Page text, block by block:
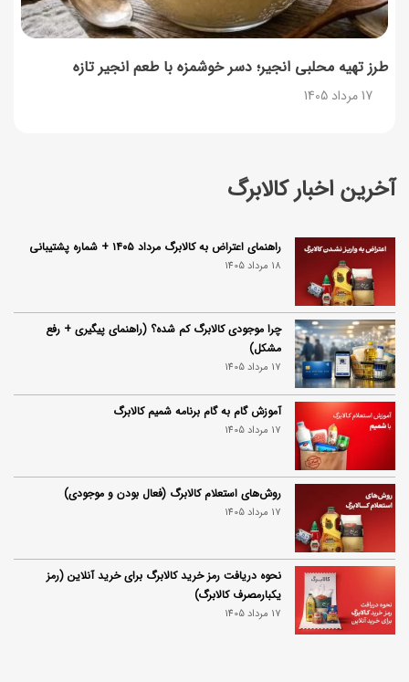
آخرین اخبار کالابرگ
راهنمای اعتراض به کالابرگ مرداد ۱۴۰۵ + شماره پشتیبانی
18 مرداد 1405
چرا موجودی کالابرگ کم شده؟ (راهنمای پیگیری + رفع
مشکل)
17 مرداد 1405
آموزش گام به گام برنامه شمیم کالابرگ
17 مرداد 1405
روش‌های استعلام کالابرگ (فعال بودن و موجودی)
17 مرداد 1405
نحوه دریافت رمز خرید کالابرگ برای خرید آنلاین (رمز
یکبارمصرف کالابرگ)
17 مرداد 1405
طرز تهیه محلبی انجیر؛ دسر خوشمزه با طعم انجیر تازه
17 مرداد 1405